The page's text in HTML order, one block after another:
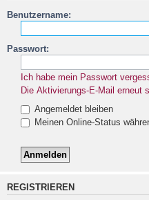
Benutzername:
Passwort:
Ich habe mein Passwort
Die Aktivierungs-E-Mail erneut
Angemeldet bleiben
Meinen Online-Status
REGISTRIEREN